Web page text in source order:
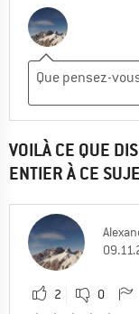
VOILÀ CE QUE
ENTIER À CE
2 0